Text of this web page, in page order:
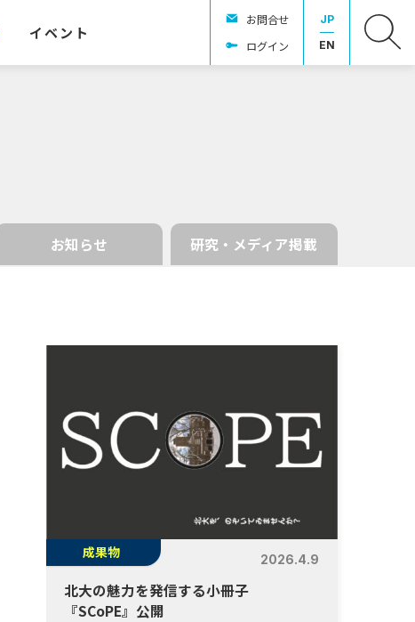
イベント
お問合せ
ログイン
JP
EN
お知らせ 研究・メディア掲載
成果物 2026.4.9
北大の魅力を発信する小冊子
『SCoPE』公開